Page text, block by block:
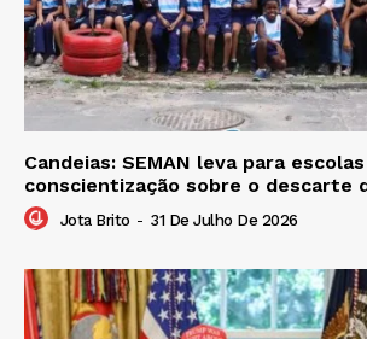
Candeias: SEMAN leva para
conscientização sobre o descarte
Jota Brito - 31 De Julho De 2026